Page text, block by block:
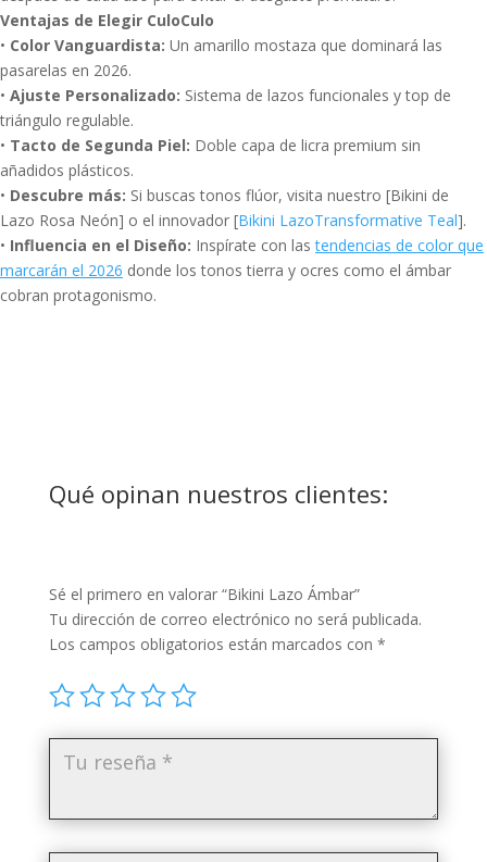
Ventajas de Elegir CuloCulo
• Color Vanguardista: Un amarillo mostaza que dominará las
pasarelas en 2026.
• Ajuste Personalizado: Sistema de lazos funcionales y top de
triángulo regulable.
• Tacto de Segunda Piel: Doble capa de licra premium sin
añadidos plásticos.
• Descubre más: Si buscas tonos flúor, visita nuestro [Bikini de
Lazo Rosa Neón] o el innovador [Bikini LazoTransformative Teal].
• Influencia en el Diseño: Inspírate con lastendencias de color que
marcarán el 2026 donde los tonos tierra y ocres como el ámbar
cobran protagonismo.
Qué opinan nuestros clientes:
Sé el primero en valorar “Bikini Lazo Ámbar”
Tu dirección de correo electrónico no será publicada.
Los campos obligatorios están marcados con *